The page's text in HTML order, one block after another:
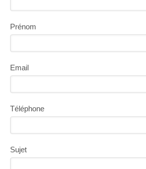
Prénom
Email
Téléphone
Sujet